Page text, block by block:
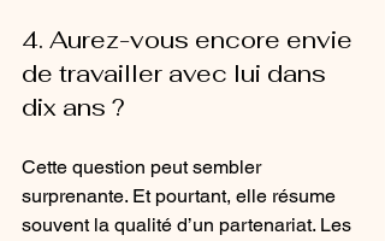
4. Aurez-vous encore envie
de travailler avec lui dans
dix ans ?
Cette question peut sembler
surprenante. Et pourtant, elle résume
souvent la qualité d’un partenariat. Les